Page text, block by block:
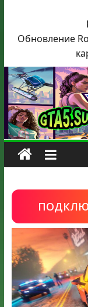
Обновление